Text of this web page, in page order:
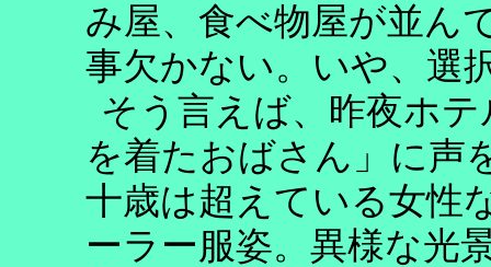
み屋、食べ物屋が並ん
事欠かない。いや、選
そう言えば、昨夜ホ
を着たおばさん」に声
十歳は超えている女性
ーラー服姿。異様な光